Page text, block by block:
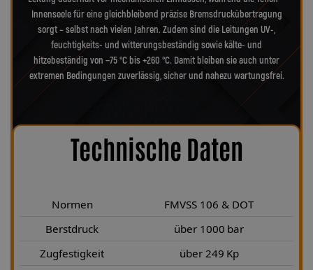
Innenseele für eine gleichbleibend präzise Bremsdruckübertragung
sorgt – selbst nach vielen Jahren. Zudem sind die Leitungen UV-,
feuchtigkeits- und witterungsbeständig sowie kälte- und
hitzebeständig von −75 °C bis +260 °C. Damit bleiben sie auch unter
extremen Bedingungen zuverlässig, sicher und nahezu wartungsfrei.
Technische Daten
Normen
FMVSS 106 & DOT
Berstdruck
über 1000 bar
Zugfestigkeit
über 249 Kp